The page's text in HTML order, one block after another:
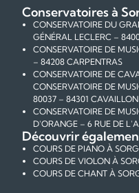
Conservatoires à
CONSERVATOIRE DU
GÉNÉRAL LECLERC –
CONSERVATOIRE DE
– 84208 CARPENTRAS
CONSERVATOIRE DE
CONSERVATOIRE DE
80037 – 84301
CONSERVATOIRE DE
D'ORANGE – 6 RUE DE
Découvrir
COURS DE PIANO À
COURS DE VIOLON À
COURS DE CHANT À